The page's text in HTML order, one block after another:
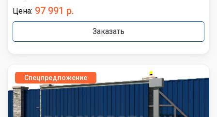
Цена: 97 991 р.
Заказать
Спецпредложение